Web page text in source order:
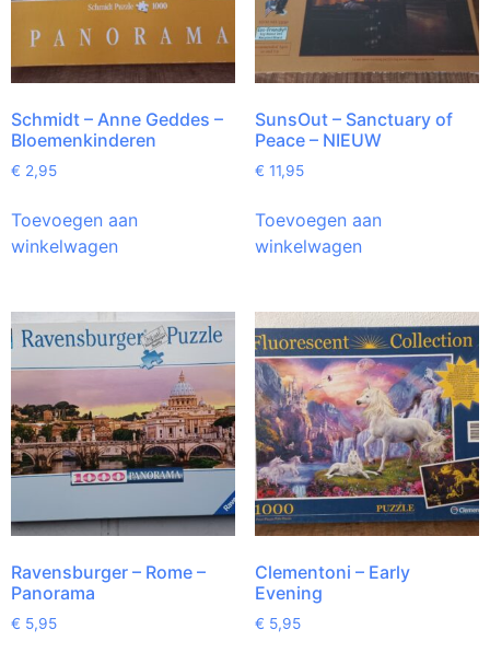
Schmidt – Anne Geddes –
Bloemenkinderen
€ 2,95
Toevoegen aan
winkelwagen
SunsOut – Sanctuary of
Peace – NIEUW
€ 11,95
Toevoegen aan
winkelwagen
Ravensburger – Rome –
Panorama
€ 5,95
Clementoni – Early
Evening
€ 5,95